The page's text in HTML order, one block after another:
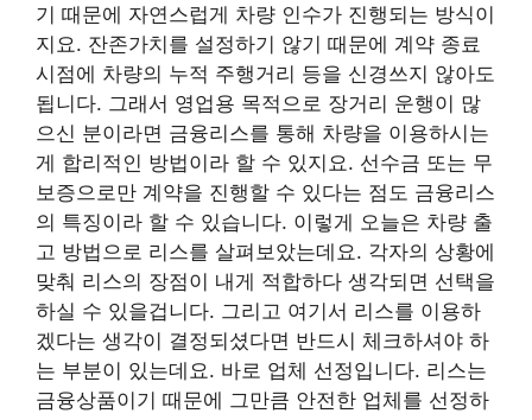
기 때문에 자연스럽게 차량 인수가 진행되는 방식이
지요. 잔존가치를 설정하기 않기 때문에 계약 종료
시점에 차량의 누적 주행거리 등을 신경쓰지 않아도
됩니다. 그래서 영업용 목적으로 장거리 운행이 많
으신 분이라면 금융리스를 통해 차량을 이용하시는
게 합리적인 방법이라 할 수 있지요. 선수금 또는 무
보증으로만 계약을 진행할 수 있다는 점도 금융리스
의 특징이라 할 수 있습니다. 이렇게 오늘은 차량 출
고 방법으로 리스를 살펴보았는데요. 각자의 상황에
맞춰 리스의 장점이 내게 적합하다 생각되면 선택을
하실 수 있을겁니다. 그리고 여기서 리스를 이용하
겠다는 생각이 결정되셨다면 반드시 체크하셔야 하
는 부분이 있는데요. 바로 업체 선정입니다. 리스는
금융상품이기 때문에 그만큼 안전한 업체를 선정하